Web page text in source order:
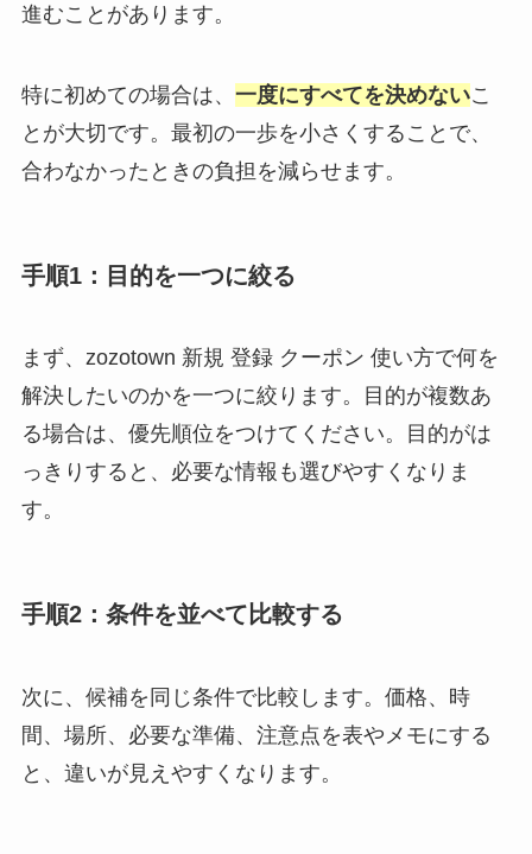
進むことがあります。
特に初めての場合は、 一度にすべてを決めないこ
とが大切です。最初の一歩を小さくすることで、
合わなかったときの負担を減らせます。
手順1：目的を一つに絞る
まず、zozotown 新規 登録 クーポン 使い方で何を
解決したいのかを一つに絞ります。目的が複数あ
る場合は、優先順位をつけてください。目的がは
っきりすると、必要な情報も選びやすくなりま
す。
手順2：条件を並べて比較する
次に、候補を同じ条件で比較します。価格、時
間、場所、必要な準備、注意点を表やメモにする
と、違いが見えやすくなります。